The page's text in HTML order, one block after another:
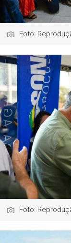
Foto:
Foto: